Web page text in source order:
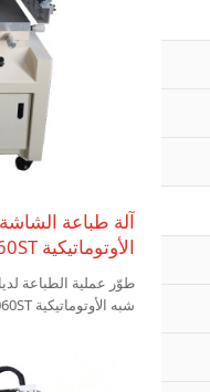
آلة طباعة
الأوتوماتيكية TX-4060ST للورق والزجاج
طوّر عملية الطباعة